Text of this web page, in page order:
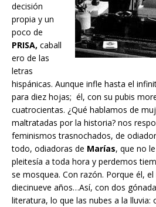
decisión
propia y un
poco de
PRISA, caball
ero de las
letras
hispánicas. Aunque infle hasta el
para diez hojas; él, con su pubis
cuatrocientas. ¿Qué hablamos de
maltratadas por la historia? nos
feminismos trasnochados, de
todo, odiadoras de Marías, que no
pleitesía a toda hora y perdemos
se mosquea. Con razón. Porque él,
diecinueve años…Así, con dos
literatura, lo que las nubes a la lluvia: